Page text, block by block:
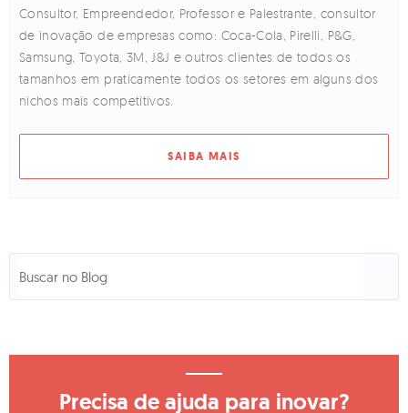
Consultor, Empreendedor, Professor e Palestrante, consultor
de inovação de empresas como: Coca-Cola, Pirelli, P&G,
Samsung, Toyota, 3M, J&J e outros clientes de todos os
tamanhos em praticamente todos os setores em alguns dos
nichos mais competitivos.
SAIBA MAIS
Precisa de ajuda para inovar?